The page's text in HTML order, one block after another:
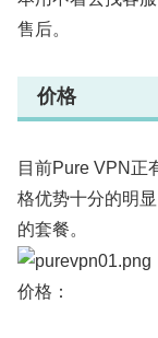
售后。
价格
目前Pure VPN正
格优势十分的明
的套餐。
价格：